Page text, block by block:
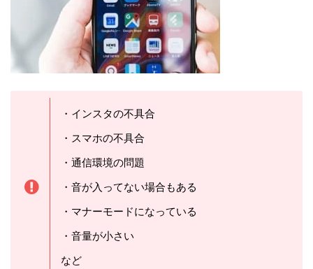
・インスタの不具合
・スマホの不具合
・通信環境の問題
・音が入ってない場合もある
・マナーモードになっている
・音量が小さい
など